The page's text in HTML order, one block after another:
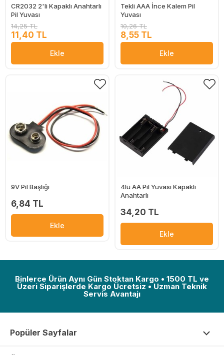
CR2032 2'li Kapaklı Anahtarlı
Pil Yuvası
14,25 TL
11,40 TL
Ekle
Tekli AAA İnce Kalem Pil
Yuvası
10,26 TL
8,55 TL
Ekle
9V Pil Başlığı
6,84 TL
Ekle
4lü AA Pil Yuvası Kapaklı
Anahtarlı
34,20 TL
Ekle
Binlerce Ürün Aynı Gün Stoktan Kargo • 1500 TL ve
Üzeri Siparişlerde Kargo Ücretsiz • Uzman Teknik
Servis Avantajı
Popüler Sayfalar